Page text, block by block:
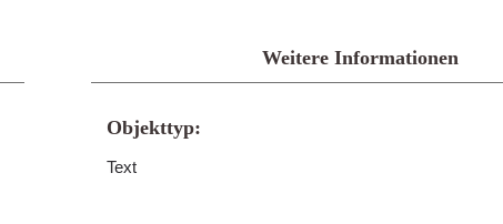
Weitere Informationen
Objekttyp:
Text